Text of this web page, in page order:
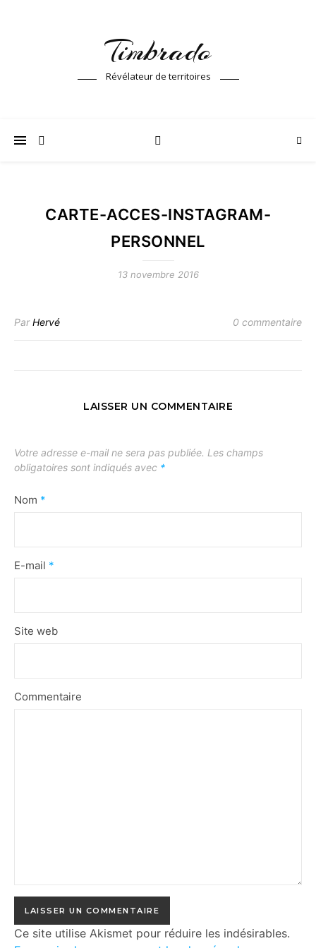
Timbrado
Révélateur de territoires
CARTE-ACCES-INSTAGRAM-
PERSONNEL
13 novembre 2016
ParHervé 0 commentaire
LAISSER UN COMMENTAIRE
Votre adresse e-mail ne sera pas publiée. Les champs
obligatoires sont indiqués avec *
Nom *
E-mail *
Site web
Commentaire
Ce site utilise Akismet pour réduire les indésirables.